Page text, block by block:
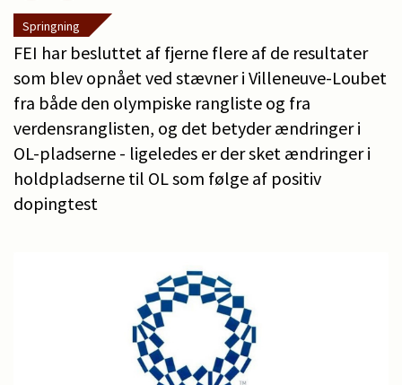
Springning
FEI har besluttet af fjerne flere af de resultater
som blev opnået ved stævner i Villeneuve-Loubet
fra både den olympiske rangliste og fra
verdensranglisten, og det betyder ændringer i
OL-pladserne - ligeledes er der sket ændringer i
holdpladserne til OL som følge af positiv
dopingtest